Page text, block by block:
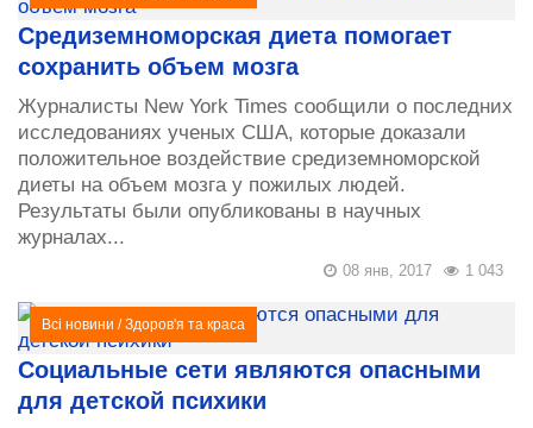
Средиземноморская диета помогает
сохранить объем мозга
Журналисты New York Times сообщили о последних
исследованиях ученых США, которые доказали
положительное воздействие средиземноморской
диеты на объем мозга у пожилых людей.
Результаты были опубликованы в научных
журналах...
1 043
08 янв, 2017
Всі новини /Здоров'я та краса
Социальные сети являются опасными
для детской психики